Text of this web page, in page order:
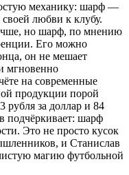
механику: шарф —
любви к клубу.
но шарф, по мнению
Его можно
он не мешает
мгновенно
на современные
продукции порой
рубля за доллар и 84
подчёркивает: шарф
Это не просто кусок
и Станислав
магию футбольной